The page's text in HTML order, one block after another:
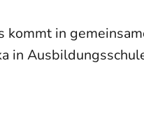
kommt in
in